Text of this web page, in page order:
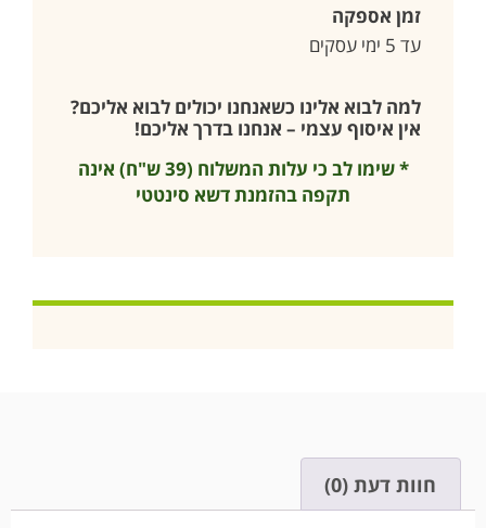
זמן אספקה
עד 5 ימי עסקים
למה לבוא אלינו כשאנחנו יכולים לבוא אליכם?
אין איסוף עצמי – אנחנו בדרך אליכם!
* שימו לב כי עלות המשלוח (39 ש"ח) אינה
תקפה בהזמנת דשא סינטטי
חוות דעת (0)